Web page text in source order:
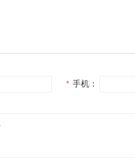
* 手机：